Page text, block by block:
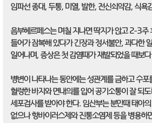
임파선 종대, 두통, 미열, 발한, 전신쇠약감, 식욕
음부헤르페스는 며칠 지나면 딱지가 앉고 2-3주
들어가 잠복해 있다가 긴장과 정서불안, 과다한
일어나며, 증상은 첫 감염때가 재발되었을 때보
병변이 나타나는 동안에는 성관계를 금하고 수
헐렁한 바지와 면내의를 입어 공기소통이 잘 되
세포검사를 받아야 한다. 임산부는 분만때 태아
없으나 항바이러스제와 진통소염제 등을 병용하